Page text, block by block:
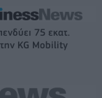
75 εκατ.
KG Mobility